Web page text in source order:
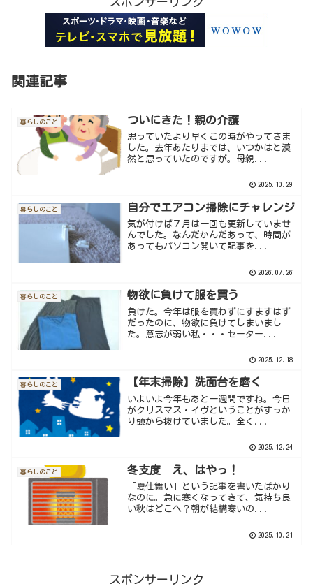
関連記事
暮らしのこと ついにきた！親の介護
思っていたより早くこの時がやってきま
した。去年あたりまでは、いつかはと漠
然と思っていたのですが。母親...
2025.10.29
暮らしのこと 自分でエアコン掃除にチャレンジ
気が付けば７月は一回も更新していませ
んでした。なんだかんだあって、時間が
あってもパソコン開いて記事を...
2026.07.26
暮らしのこと 物欲に負けて服を買う
負けた。今年は服を買わずにすますはず
だったのに、物欲に負けてしまいまし
た。意志が弱い私・・・セーター...
2025.12.18
暮らしのこと 【年末掃除】洗面台を磨く
いよいよ今年もあと一週間ですね。今日
がクリスマス・イヴということがすっか
り頭から抜けていました。全く...
2025.12.24
暮らしのこと 冬支度 え、はやっ！
「夏仕舞い」という記事を書いたばかり
なのに。急に寒くなってきて、気持ち良
い秋はどこへ？朝が結構寒いの...
2025.10.21
スポンサーリンク